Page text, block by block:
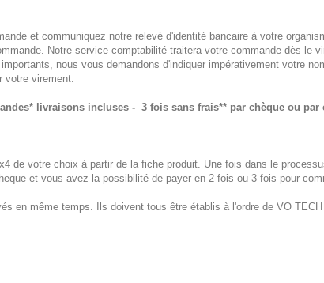
et communiquez notre relevé d'identité bancaire à votre
Notre service comptabilité traitera votre commande dès le
nous vous demandons d'indiquer impérativement votre
votre virement.
livraisons incluses - 3 fois sans frais** par chèque ou par
de votre choix à partir de la fiche produit. Une fois dans le
et vous avez la possibilité de payer en 2 fois ou 3 fois pour
en même temps. Ils doivent tous être établis à l'ordre de VO